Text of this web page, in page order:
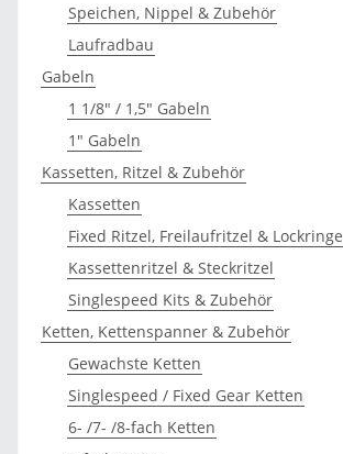
Speichen, Nippel & Zubehör
Laufradbau
Gabeln
1 1/8" / 1,5" Gabeln
1" Gabeln
Kassetten, Ritzel & Zubehör
Kassetten
Fixed Ritzel, Freilaufritzel & Lockringe
Kassettenritzel & Steckritzel
Singlespeed Kits & Zubehör
Ketten, Kettenspanner & Zubehör
Gewachste Ketten
Singlespeed / Fixed Gear Ketten
6- /7- /8-fach Ketten